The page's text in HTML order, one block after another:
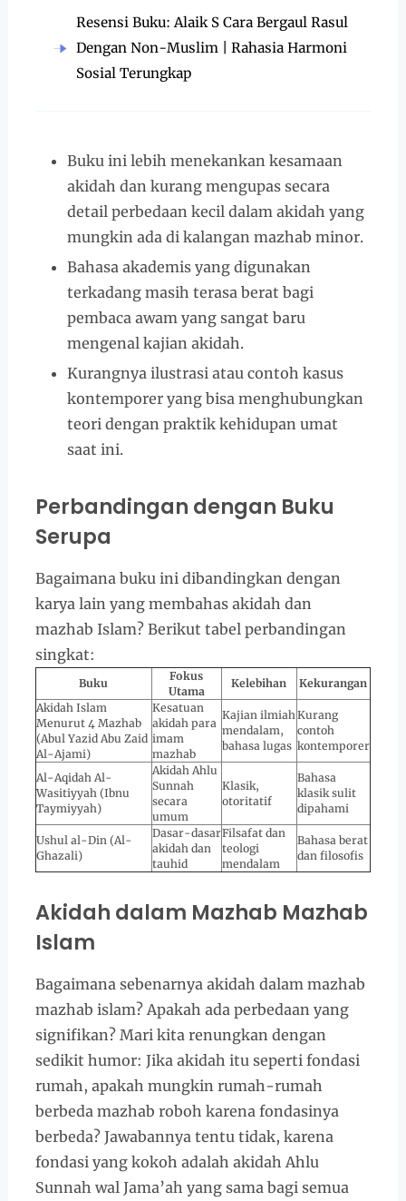
Resensi Buku: Alaik S Cara Bergaul Rasul
Dengan Non-Muslim | Rahasia Harmoni
Sosial Terungkap
Buku ini lebih menekankan kesamaan
akidah dan kurang mengupas secara
detail perbedaan kecil dalam akidah yang
mungkin ada di kalangan mazhab minor.
Bahasa akademis yang digunakan
terkadang masih terasa berat bagi
pembaca awam yang sangat baru
mengenal kajian akidah.
Kurangnya ilustrasi atau contoh kasus
kontemporer yang bisa menghubungkan
teori dengan praktik kehidupan umat
saat ini.
Perbandingan dengan Buku
Serupa
Bagaimana buku ini dibandingkan dengan
karya lain yang membahas akidah dan
mazhab Islam? Berikut tabel perbandingan
singkat:
Buku
Fokus
Utama
Kelebihan
Kekurangan
Akidah Islam
Menurut 4 Mazhab
(Abul Yazid Abu Zaid
Al-Ajami)
Kesatuan
akidah para
imam
mazhab
Kajian ilmiah
mendalam,
bahasa lugas
Kurang
contoh
kontemporer
Al-Aqidah Al-
Wasitiyyah (Ibnu
Taymiyyah)
Akidah Ahlu
Sunnah
secara
umum
Klasik,
otoritatif
Bahasa
klasik sulit
dipahami
Ushul al-Din (Al-
Ghazali)
Dasar-dasar
akidah dan
tauhid
Filsafat dan
teologi
mendalam
Bahasa berat
dan filosofis
Akidah dalam Mazhab Mazhab
Islam
Bagaimana sebenarnya akidah dalam mazhab
mazhab islam? Apakah ada perbedaan yang
signifikan? Mari kita renungkan dengan
sedikit humor: Jika akidah itu seperti fondasi
rumah, apakah mungkin rumah-rumah
berbeda mazhab roboh karena fondasinya
berbeda? Jawabannya tentu tidak, karena
fondasi yang kokoh adalah akidah Ahlu
Sunnah wal Jama’ah yang sama bagi semua